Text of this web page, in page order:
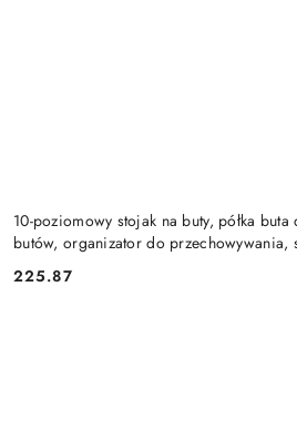
10-poziomowy stojak na buty, półka
butów, organizator do przechowywania,
Cena:
225.87